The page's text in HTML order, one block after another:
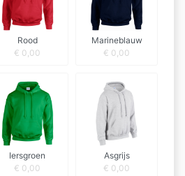
Rood
€ 0,00
Marineblauw
€ 0,00
Iersgroen
€ 0,00
Asgrijs
€ 0,00